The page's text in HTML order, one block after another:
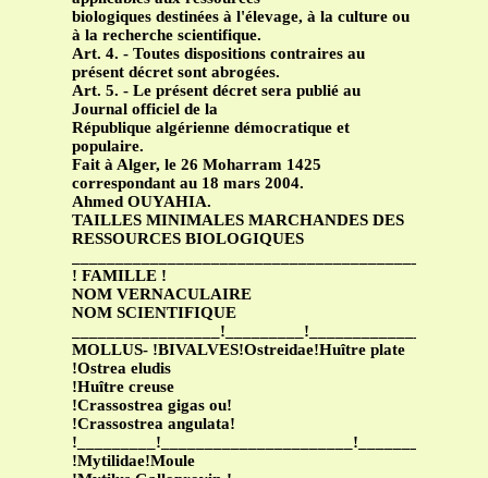
biologiques destinées à l'élevage, à la culture ou
à la recherche scientifique.
Art. 4. - Toutes dispositions contraires au
présent décret sont abrogées.
Art. 5. - Le présent décret sera publié au
Journal officiel de la
République algérienne démocratique et
populaire.
Fait à Alger, le 26 Moharram 1425
correspondant au 18 mars 2004.
Ahmed OUYAHIA.
TAILLES MINIMALES MARCHANDES DES
RESSOURCES BIOLOGIQUES
! FAMILLE !
NOM VERNACULAIRE
NOM SCIENTIFIQUE
MOLLUS- !BIVALVES!Ostreidae!Huître plate
!Ostrea eludis
!Huître creuse
!Crassostrea gigas ou!
!Crassostrea angulata!
!Mytilidae!Moule